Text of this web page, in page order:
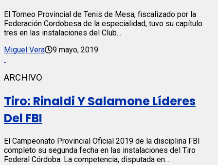
El Torneo Provincial de Tenis de Mesa, fiscalizado por la
Federación Cordobesa de la especialidad, tuvo su capítulo
tres en las instalaciones del Club...
Miguel Vera
9 mayo, 2019
ARCHIVO
Tiro: Rinaldi Y Salamone Líderes
Del FBI
El Campeonato Provincial Oficial 2019 de la disciplina FBI
completo su segunda fecha en las instalaciones del Tiro
Federal Córdoba. La competencia, disputada en...